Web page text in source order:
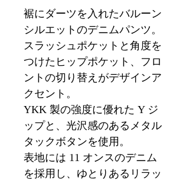
裾にダーツを入れたバルーン
シルエットのデニムパンツ。
スラッシュポケットと角度を
つけたヒップポケット、フロ
ントの切り替えがデザインア
クセント。
YKK 製の強度に優れた Y ジ
ップと、光沢感のあるメタル
タックボタンを使用。
表地には 11 オンスのデニム
を採用し、ゆとりあるリラッ